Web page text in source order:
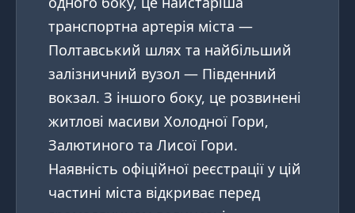
транспортна артерія міста —
Полтавський шлях та найбільший
залізничний вузол — Південний
вокзал. З іншого боку, це розвинені
житлові масиви Холодної Гори,
Залютиного та Лисої Гори.
Наявність офіційної реєстрації у цій
частині міста відкриває перед